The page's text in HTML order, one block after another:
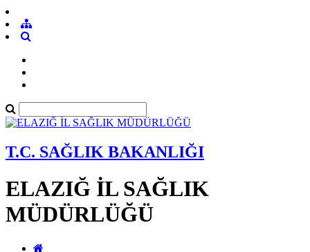
T.C. SAĞLIK BAKANLIĞI
ELAZIĞ İL SAĞLIK
MÜDÜRLÜĞÜ